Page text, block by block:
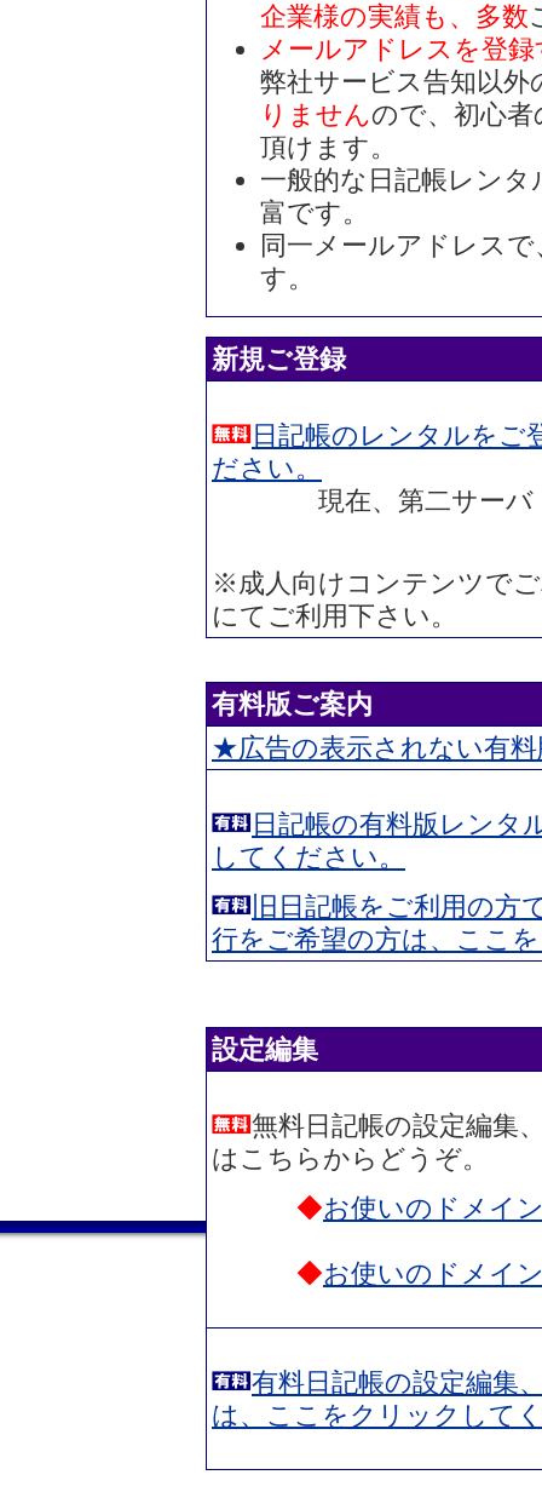
企業様の実績も、多数
メールアドレスを登
弊社サービス告知以外
りませんので、初心
頂けます。
一般的な日記帳レン
富です。
同一メールアドレスで
す。
新規ご登録
日記帳のレンタルをご
ださい。
現在、第二サーバ（
※成人向けコンテンツで
にてご利用下さい。
有料版ご案内
★広告の表示されない有
日記帳の有料版レンタ
してください。
旧日記帳をご利用の方
行をご希望の方は、ここ
設定編集
無料日記帳の設定編集
はこちらからどうぞ。
◆お使いのドメイ
◆お使いのドメイ
有料日記帳の設定編集
は、ここをクリックして